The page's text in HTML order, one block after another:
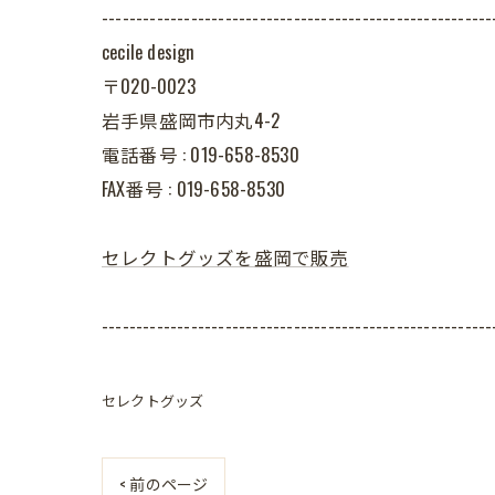
cecile design
〒020-0023
岩手県盛岡市内丸4-2
電話番号 : 019-658-8530
FAX番号 : 019-658-8530
セレクトグッズを盛岡で販売
セレクトグッズ
< 前のページ